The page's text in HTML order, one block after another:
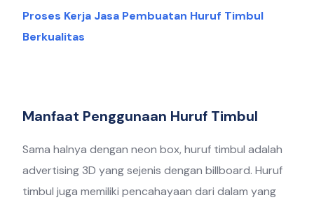
Proses Kerja Jasa Pembuatan Huruf Timbul
Berkualitas
Manfaat Penggunaan Huruf Timbul
Sama halnya dengan neon box, huruf timbul adalah
advertising 3D yang sejenis dengan billboard. Huruf
timbul juga memiliki pencahayaan dari dalam yang